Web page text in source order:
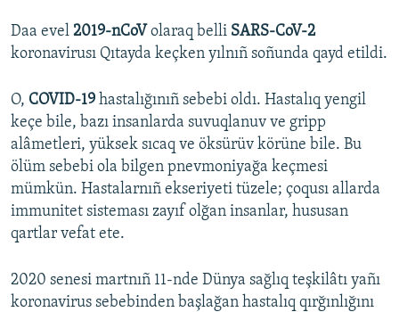
Daa evel 2019-nCoV olaraq belli SARS-CoV-2
koronavirusı Qıtayda keçken yılnıñ soñunda qayd etildi.
O, COVID-19 hastalığınıñ sebebi oldı. Hastalıq yengil
keçe bile, bazı insanlarda suvuqlanuv ve gripp
alâmetleri, yüksek sıcaq ve öksürüv körüne bile. Bu
ölüm sebebi ola bilgen pnevmoniyağa keçmesi
mümkün. Hastalarnıñ ekseriyeti tüzele; çoqusı allarda
immunitet sisteması zayıf olğan insanlar, hususan
qartlar vefat ete.
2020 senesi martnıñ 11-nde Dünya sağlıq teşkilâtı yañı
koronavirus sebebinden başlağan hastalıq qırğınlığını